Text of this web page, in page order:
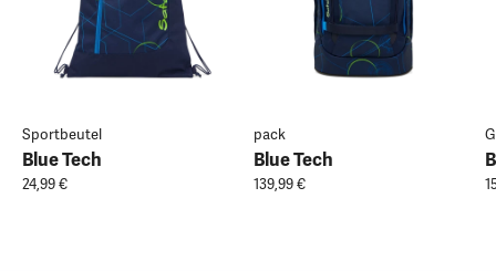
Sportbeutel
Blue Tech
24,99 €
pack
Blue Tech
139,99 €